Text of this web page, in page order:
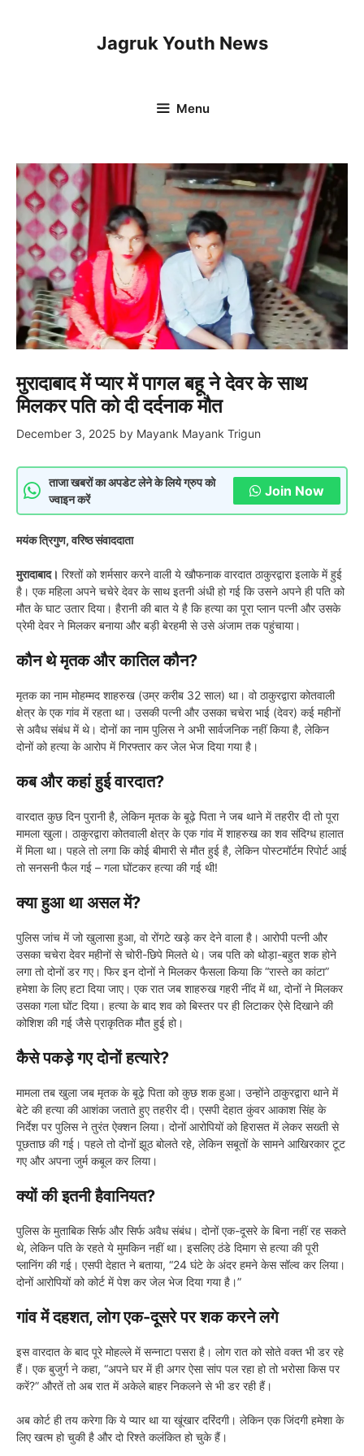
Jagruk Youth News
Menu
मुरादाबाद में प्यार में पागल बहू ने देवर के साथ
मिलकर पति को दी दर्दनाक मौत
December 3, 2025 by Mayank Mayank Trigun
ताजा खबरों का अपडेट लेने के लिये ग्रुप को
ज्वाइन करें
Join Now
मयंक त्रिगुण, वरिष्ठ संवाददाता
मुरादाबाद। रिश्तों को शर्मसार करने वाली ये खौफनाक वारदात ठाकुरद्वारा इलाके में हुई
है। एक महिला अपने चचेरे देवर के साथ इतनी अंधी हो गई कि उसने अपने ही पति को
मौत के घाट उतार दिया। हैरानी की बात ये है कि हत्या का पूरा प्लान पत्नी और उसके
प्रेमी देवर ने मिलकर बनाया और बड़ी बेरहमी से उसे अंजाम तक पहुंचाया।
कौन थे मृतक और कातिल कौन?
मृतक का नाम मोहम्मद शाहरुख (उम्र करीब 32 साल) था। वो ठाकुरद्वारा कोतवाली
क्षेत्र के एक गांव में रहता था। उसकी पत्नी और उसका चचेरा भाई (देवर) कई महीनों
से अवैध संबंध में थे। दोनों का नाम पुलिस ने अभी सार्वजनिक नहीं किया है, लेकिन
दोनों को हत्या के आरोप में गिरफ्तार कर जेल भेज दिया गया है।
कब और कहां हुई वारदात?
वारदात कुछ दिन पुरानी है, लेकिन मृतक के बूढ़े पिता ने जब थाने में तहरीर दी तो पूरा
मामला खुला। ठाकुरद्वारा कोतवाली क्षेत्र के एक गांव में शाहरुख का शव संदिग्ध हालात
में मिला था। पहले तो लगा कि कोई बीमारी से मौत हुई है, लेकिन पोस्टमॉर्टम रिपोर्ट आई
तो सनसनी फैल गई – गला घोंटकर हत्या की गई थी!
क्या हुआ था असल में?
पुलिस जांच में जो खुलासा हुआ, वो रोंगटे खड़े कर देने वाला है। आरोपी पत्नी और
उसका चचेरा देवर महीनों से चोरी-छिपे मिलते थे। जब पति को थोड़ा-बहुत शक होने
लगा तो दोनों डर गए। फिर इन दोनों ने मिलकर फैसला किया कि “रास्ते का कांटा”
हमेशा के लिए हटा दिया जाए। एक रात जब शाहरुख गहरी नींद में था, दोनों ने मिलकर
उसका गला घोंट दिया। हत्या के बाद शव को बिस्तर पर ही लिटाकर ऐसे दिखाने की
कोशिश की गई जैसे प्राकृतिक मौत हुई हो।
कैसे पकड़े गए दोनों हत्यारे?
मामला तब खुला जब मृतक के बूढ़े पिता को कुछ शक हुआ। उन्होंने ठाकुरद्वारा थाने में
बेटे की हत्या की आशंका जताते हुए तहरीर दी। एसपी देहात कुंवर आकाश सिंह के
निर्देश पर पुलिस ने तुरंत ऐक्शन लिया। दोनों आरोपियों को हिरासत में लेकर सख्ती से
पूछताछ की गई। पहले तो दोनों झूठ बोलते रहे, लेकिन सबूतों के सामने आखिरकार टूट
गए और अपना जुर्म कबूल कर लिया।
क्यों की इतनी हैवानियत?
पुलिस के मुताबिक सिर्फ और सिर्फ अवैध संबंध। दोनों एक-दूसरे के बिना नहीं रह सकते
थे, लेकिन पति के रहते ये मुमकिन नहीं था। इसलिए ठंडे दिमाग से हत्या की पूरी
प्लानिंग की गई। एसपी देहात ने बताया, “24 घंटे के अंदर हमने केस सॉल्व कर लिया।
दोनों आरोपियों को कोर्ट में पेश कर जेल भेज दिया गया है।”
गांव में दहशत, लोग एक-दूसरे पर शक करने लगे
इस वारदात के बाद पूरे मोहल्ले में सन्नाटा पसरा है। लोग रात को सोते वक्त भी डर रहे
हैं। एक बुजुर्ग ने कहा, “अपने घर में ही अगर ऐसा सांप पल रहा हो तो भरोसा किस पर
करें?” औरतें तो अब रात में अकेले बाहर निकलने से भी डर रही हैं।
अब कोर्ट ही तय करेगा कि ये प्यार था या खूंखार दरिंदगी। लेकिन एक जिंदगी हमेशा के
लिए खत्म हो चुकी है और दो रिश्ते कलंकित हो चुके हैं।